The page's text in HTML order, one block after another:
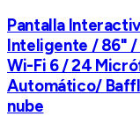
Pantalla
Inteligente / 86" /
Wi-Fi 6 / 24
Automático/
nube